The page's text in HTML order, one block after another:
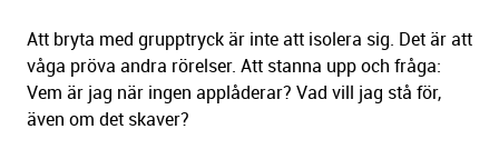
Att bryta med grupptryck är inte att isolera sig. Det är att
våga pröva andra rörelser. Att stanna upp och fråga:
Vem är jag när ingen applåderar? Vad vill jag stå för,
även om det skaver?